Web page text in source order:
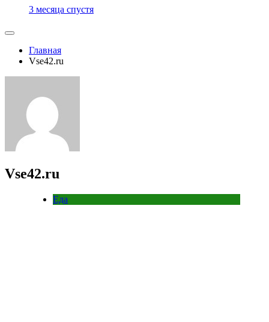
3 месяца спустя
Главная
Vse42.ru
Vse42.ru
Еда